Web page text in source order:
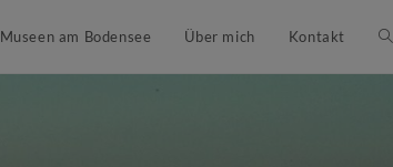
Museen am Bodensee Über mich Kontakt